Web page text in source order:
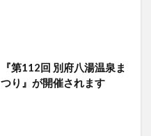
『第112回 別府八湯温泉ま
つり』が開催されます